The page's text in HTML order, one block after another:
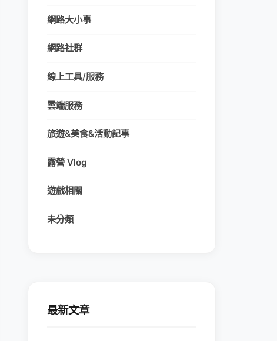
網路大小事
網路社群
線上工具/服務
雲端服務
旅遊&美食&活動記事
露營 Vlog
遊戲相關
未分類
最新文章